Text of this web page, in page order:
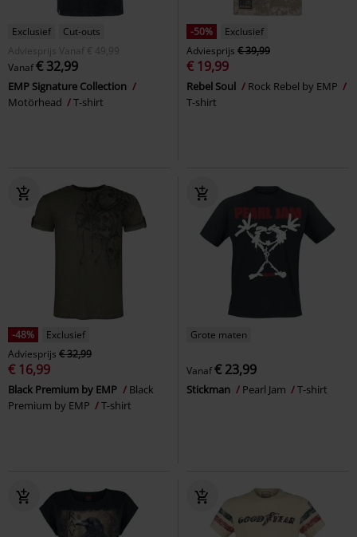
Exclusief
Cut-outs
Adviesprijs
Vanaf € 49,99
Vanaf€ 32,99
EMP Signature Collection
Motörhead
T-shirt
-50%
Exclusief
Adviesprijs € 39,99
€ 19,99
Rebel Soul
Rock Rebel by EMP
T-shirt
-48%
Exclusief
Adviesprijs € 32,99
€ 16,99
Black Premium by EMP
Black
Premium by EMP
T-shirt
Grote maten
Vanaf€ 23,99
Stickman Pearl Jam T-shirt